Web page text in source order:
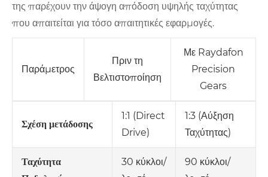
της παρέχουν την άψογη απόδοση υψηλής ταχύτητας
που απαιτείται για τόσο απαιτητικές εφαρμογές.
Παράμετρος
Πριν τη
Βελτιστοποίηση
Με Raydafon
Precision
Gears
Σχέση μετάδοσης
1:1 (Direct
Drive)
1:3 (Αύξηση
Ταχύτητας)
Ταχύτητα
30 κύκλοι/
90 κύκλοι/